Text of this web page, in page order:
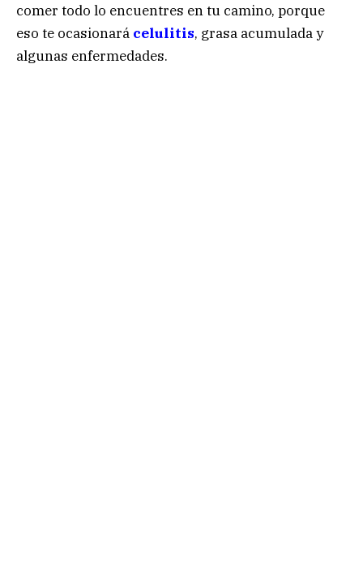
comer todo lo encuentres en tu camino, porque
eso te ocasionará celulitis, grasa acumulada y
algunas enfermedades.